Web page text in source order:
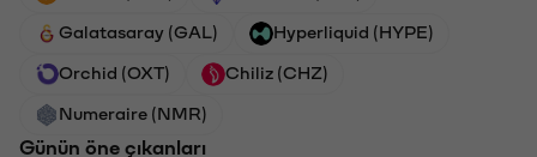
Galatasaray (GAL) Hyperliquid (HYPE)
Orchid (OXT) Chiliz (CHZ)
Numeraire (NMR)
Günün öne çıkanları